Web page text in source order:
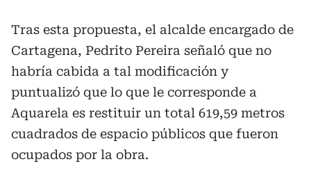
Tras esta propuesta, el alcalde encargado de
Cartagena, Pedrito Pereira señaló que no
habría cabida a tal modificación y
puntualizó que lo que le corresponde a
Aquarela es restituir un total 619,59 metros
cuadrados de espacio públicos que fueron
ocupados por la obra.